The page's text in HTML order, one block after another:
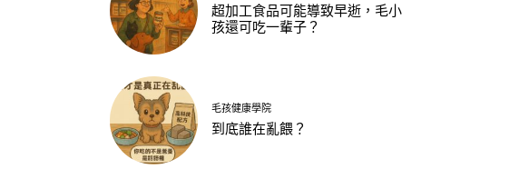
超加工食品可能導致早逝，毛小
孩還可吃一輩子？
毛孩健康學院
到底誰在亂餵？